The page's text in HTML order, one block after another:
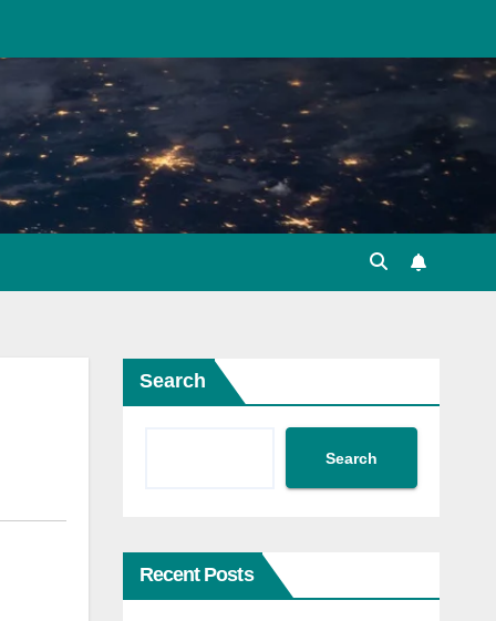
Search
Search
Recent Posts